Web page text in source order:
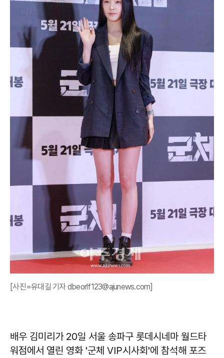
[사진=유대길 기자 dbeorlf123@ajunews.com]
배우 김미리가 20일 서울 송파구 롯데시네마 월드타
워점에서 열린 영화 '군체 VIP시사회'에 참석해 포즈